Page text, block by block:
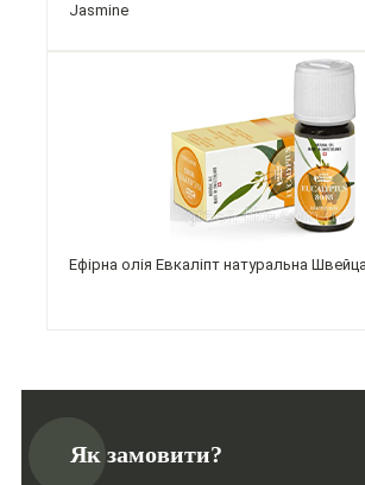
Jasmine
Ефірна олія Евкаліпт натуральна
Як замовити?